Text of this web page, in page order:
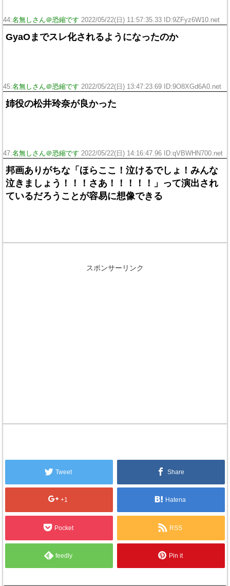
44:名無しさん＠恐縮です 2022/05/22(日) 11:57:35.33 ID:9ZFyz6W10.net
GyaOまでスレ化されるようになったのか
45:名無しさん＠恐縮です 2022/05/22(日) 13:47:23.69 ID:9O8XGd6A0.net
姉役の松井玲奈が良かった
47:名無しさん＠恐縮です 2022/05/22(日) 14:16:47.96 ID:qVBWHN700.net
邦画ありがちな「ほらここ！泣けるでしょ！みんな
泣きましょう！！！さあ！！！！！」って演出され
ているだろうことが容易に想像できる
スポンサーリンク
Tweet Share
+1 Hatena
Pocket RSS
feedly Pin it